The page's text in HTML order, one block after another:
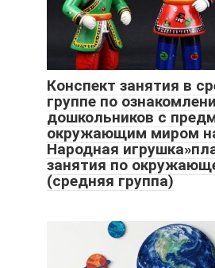
Конспект занятия в
группе по
дошкольников с
окружающим миром
Народная
занятия по
(средняя группа)